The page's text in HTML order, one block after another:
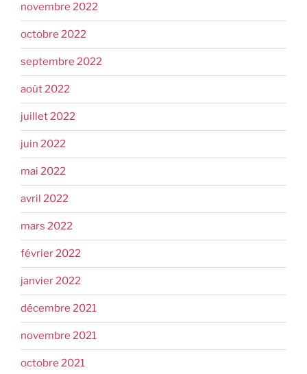
novembre 2022
octobre 2022
septembre 2022
août 2022
juillet 2022
juin 2022
mai 2022
avril 2022
mars 2022
février 2022
janvier 2022
décembre 2021
novembre 2021
octobre 2021